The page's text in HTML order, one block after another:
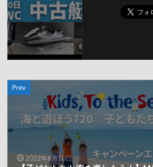
Prev
2022年6月10日